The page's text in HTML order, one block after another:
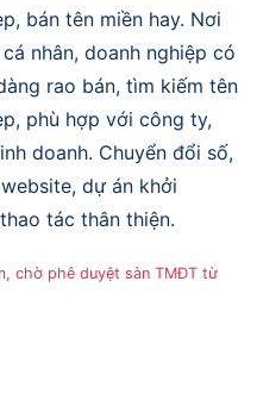
bán tên miền hay. Nơi
nhân, doanh nghiệp có
rao bán, tìm kiếm tên
phù hợp với công ty,
doanh. Chuyển đổi số,
dự án khởi
tác thân thiện.
chờ phê duyệt sàn TMĐT từ